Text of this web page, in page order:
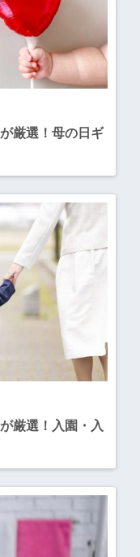
厳選！母の日ギ
厳選！入園・入